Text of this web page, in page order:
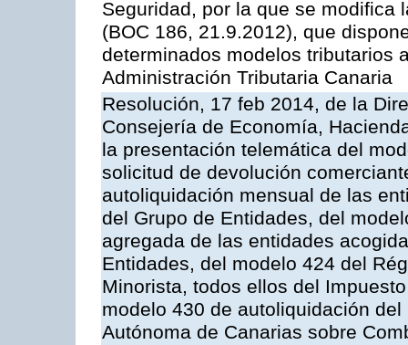
Seguridad, por la que se modifica
(BOC 186, 21.9.2012), que
determinados modelos tributarios
Administración Tributaria Canaria
Resolución, 17 feb 2014, de la
Consejería de Economía,
la presentación telemática del
solicitud de devolución
autoliquidación mensual de las
del Grupo de Entidades, del
agregada de las entidades
Entidades, del modelo 424 del
Minorista, todos ellos del
modelo 430 de autoliquidación
Autónoma de Canarias sobre